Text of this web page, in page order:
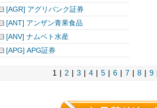
[AGR] アグリバンク証券
[ANT] アンザン青果食品
[ANV] ナムベト水産
[APG] APG証券
1 | 2 3 4 5 6 7 8 9